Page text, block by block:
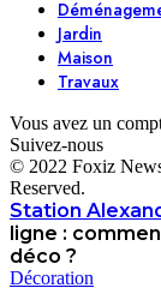
Jardin
Maison
Travaux
Vous avez un
Suivez-nous
© 2022 Foxiz
Reserved.
Station
ligne :
déco ?
Décoration